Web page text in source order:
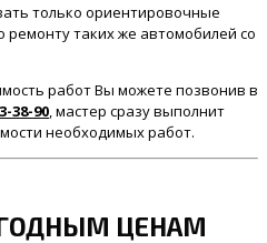
только ориентировочные
таких же автомобилей со
работ Вы можете позвонив в
38-90 , мастер сразу выполнит
необходимых работ.
ЦЕНАМ